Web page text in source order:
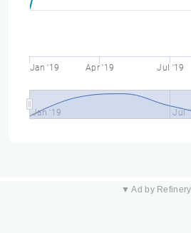
Jan '19 Apr '19 Jul '19
Jan '19 Jul
▼ Ad by